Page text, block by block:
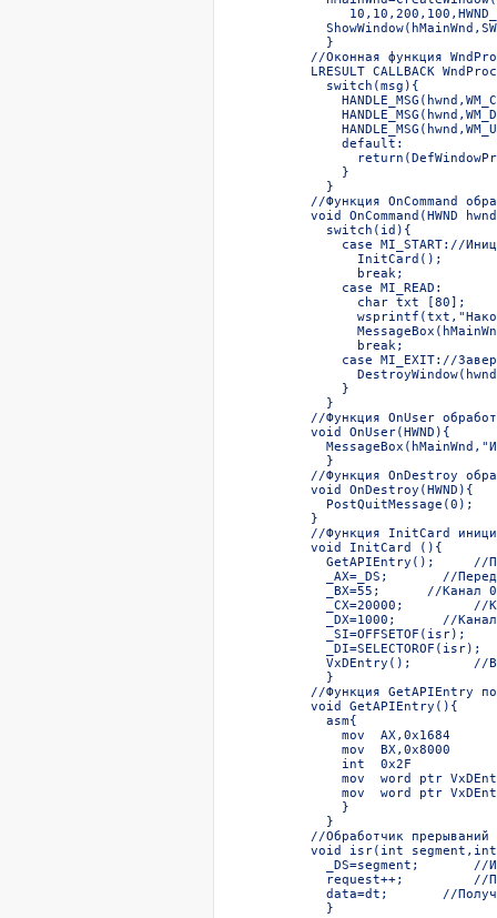
}
//Оконная функция
LRESULT CALLBACK
switch(msg){
default:
}
}
//Функция OnCommand
void OnCommand(HWND
switch(id){
case MI_START://
InitCard();
break;
case MI_READ:
char txt [80];
break;
case MI_EXIT://
}
}
//Функция OnUser
void OnUser(HWND){
}
//Функция OnDestroy
void OnDestroy(HWND){
PostQuitMessage(0);
}
//Функция InitCard
void InitCard (){
GetAPIEntry();     //
_AX=_DS;       //
_BX=55;      //
_CX=20000;         //
_DX=1000;      //
_SI=OFFSETOF(isr);
_DI=SELECTOROF(isr);
VxDEntry();        //
}
//Функция GetAPIEntry
void GetAPIEntry(){
asm{
mov  AX,0x1684
mov  BX,0x8000
int  0x2F
mov  word ptr
mov  word ptr
}
}
//Обработчик прерываний
void isr(int
_DS=segment;       //
request++;         //
data=dt;       //
}